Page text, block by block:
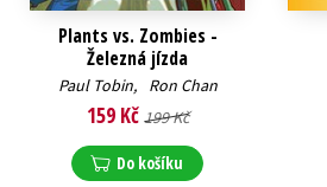
Plants vs. Zombies -
Železná jízda
Paul Tobin, Ron Chan
159 Kč 199 Kč
Do košíku